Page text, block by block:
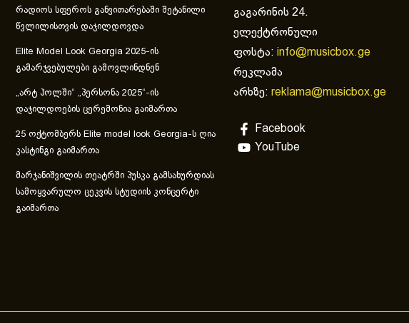
რადიოს სფეროს განვითარებაში შეტანილი
წვლილისთვის დაჯილდოვდა
Elite Model Look Georgia 2025-ის
გამარჯვებულები გამოვლინდნენ
„არტ ჰოლში“ „პერსონა 2025“-ის
დაჯილდოების ცერემონია გაიმართა
25 ოქტომბერს Elite model look Georgia-ს ღია
კასტინგი გაიმართა
მარჯანიშვილის თეატრში პუსკა გამსახურდიას
სამოყვარულო ცეკვის სტუდიის კონცერტი
გაიმართა
გაგარინის 24.
ელექტრონული
ფოსტა: info@musicbox.ge
რეკლამა
არხზე: reklama@musicbox.ge
Facebook
YouTube